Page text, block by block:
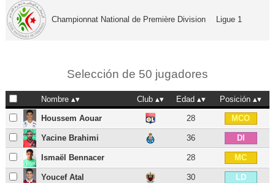
Championnat National de Première Division Ligue 1
Selección de 50 jugadores
Nombre Club Edad Posición
Houssem Aouar 28 MCO
Yacine Brahimi 36 DI
Ismaël Bennacer 28 MC
Youcef Atal 30 LD